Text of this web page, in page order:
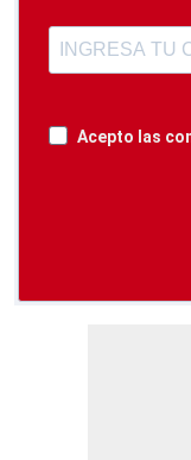
Acepto las